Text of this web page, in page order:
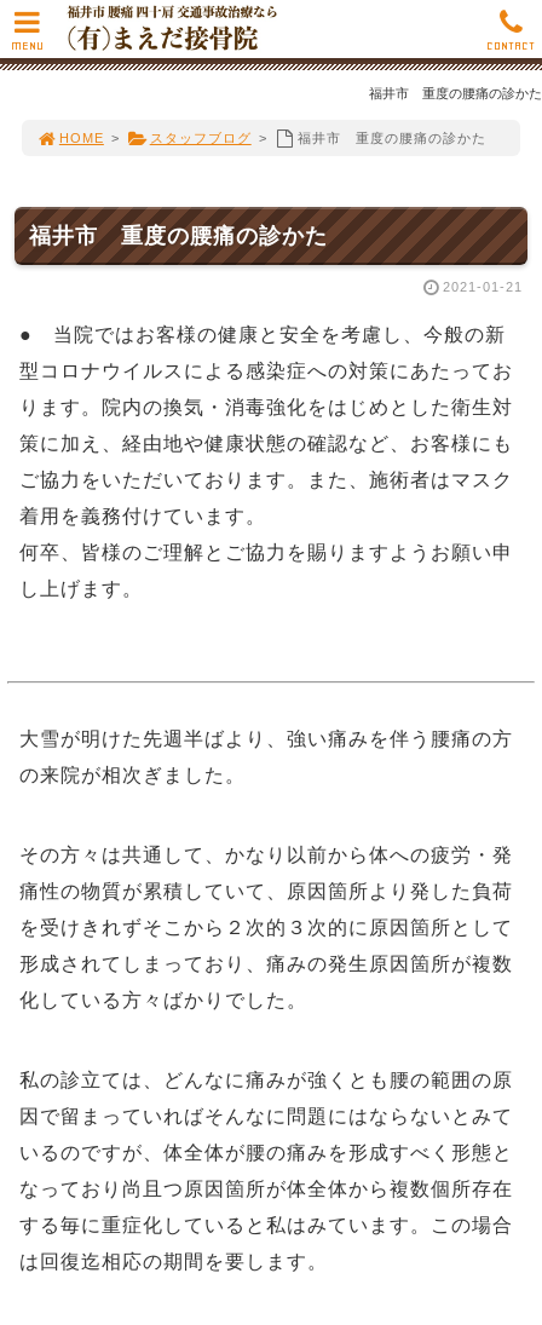
福井市 重度の腰痛の診かた
HOME > スタッフブログ > 福井市 重度の腰痛の診かた
福井市 重度の腰痛の診かた
2021-01-21
● 当院ではお客様の健康と安全を考慮し、今般の新
型コロナウイルスによる感染症への対策にあたってお
ります。院内の換気・消毒強化をはじめとした衛生対
策に加え、経由地や健康状態の確認など、お客様にも
ご協力をいただいております。また、施術者はマスク
着用を義務付けています。
何卒、皆様のご理解とご協力を賜りますようお願い申
し上げます。
大雪が明けた先週半ばより、強い痛みを伴う腰痛の方
の来院が相次ぎました。
その方々は共通して、かなり以前から体への疲労・発
痛性の物質が累積していて、原因箇所より発した負荷
を受けきれずそこから２次的３次的に原因箇所として
形成されてしまっており、痛みの発生原因箇所が複数
化している方々ばかりでした。
私の診立ては、どんなに痛みが強くとも腰の範囲の原
因で留まっていればそんなに問題にはならないとみて
いるのですが、体全体が腰の痛みを形成すべく形態と
なっており尚且つ原因箇所が体全体から複数個所存在
する毎に重症化していると私はみています。この場合
は回復迄相応の期間を要します。
MENU CONTACT